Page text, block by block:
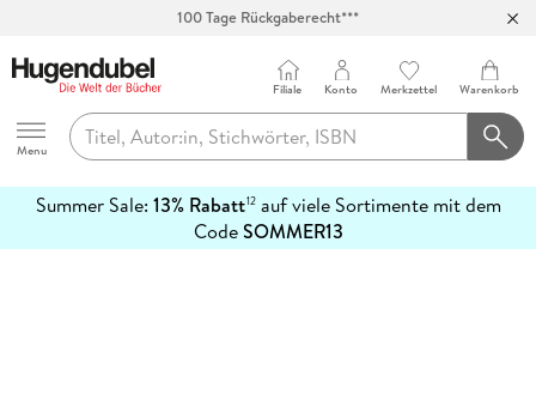
100 Tage Rückgaberecht***
Hugendubel
Menu
Filiale Konto Merkzettel Warenkorb
Summer Sale: 13% Rabatt12auf viele Sortimente mit dem
CodeSOMMER13
erfahren